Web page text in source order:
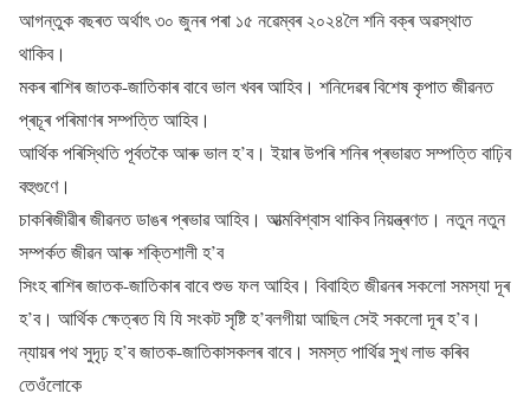
আগন্তুক বছৰত অৰ্থাৎ ৩০ জুনৰ পৰা ১৫ নৱেম্বৰ ২০২৪লৈ শনি বক্ৰ অৱস্থাত
থাকিব।
মকৰ ৰাশিৰ জাতক-জাতিকাৰ বাবে ভাল খবৰ আহিব। শনিদেৱৰ বিশেষ কৃপাত জীৱনত
প্ৰচূৰ পৰিমাণৰ সম্পত্তি আহিব।
আৰ্থিক পৰিস্থিতি পূৰ্বতকৈ আৰু ভাল হ’ব। ইয়াৰ উপৰি শনিৰ প্ৰভাৱত সম্পত্তি বাঢ়িব
বহুগুণে।
চাকৰিজীৱীৰ জীৱনত ডাঙৰ প্ৰভাৱ আহিব। আত্মবিশ্বাস থাকিব নিয়ন্ত্ৰণত। নতুন নতুন
সম্পৰ্কত জীৱন আৰু শক্তিশালী হ’ব
সিংহ ৰাশিৰ জাতক-জাতিকাৰ বাবে শুভ ফল আহিব। বিবাহিত জীৱনৰ সকলো সমস্যা দূৰ
হ’ব। আৰ্থিক ক্ষেত্ৰত যি যি সংকট সৃষ্টি হ’বলগীয়া আছিল সেই সকলো দূৰ হ’ব।
ন্যায়ৰ পথ সুদৃঢ় হ’ব জাতক-জাতিকাসকলৰ বাবে। সমস্ত পাৰ্থিৱ সুখ লাভ কৰিব
তেওঁলোকে